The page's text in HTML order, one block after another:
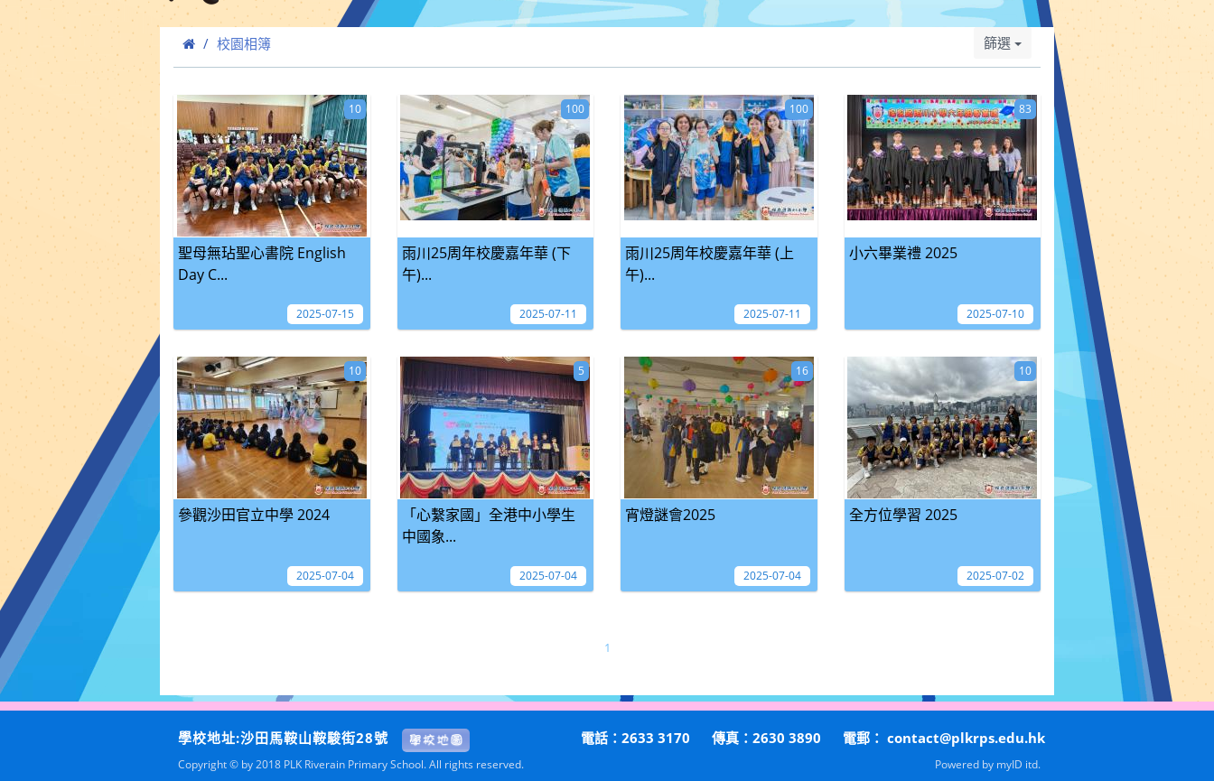
校園相簿 篩選
聖母無玷聖心書院 English
Day C...
10
2025-07-15
雨川25周年校慶嘉年華 (下
午)...
100
2025-07-11
雨川25周年校慶嘉年華 (上
午)...
100
2025-07-11
小六畢業禮 2025
83
2025-07-10
參觀沙田官立中學 2024
10
2025-07-04
「心繫家國」全港中小學生
中國象...
5
2025-07-04
宵燈謎會2025
16
2025-07-04
全方位學習 2025
10
2025-07-02
1
學校地址:沙田馬鞍山鞍駿街28號 電話：2633 3170 傳真：2630 3890 電郵： contact@plkrps.edu.hk
Copyright © by 2018 PLK Riverain Primary School. All rights reserved. Powered by myID itd.